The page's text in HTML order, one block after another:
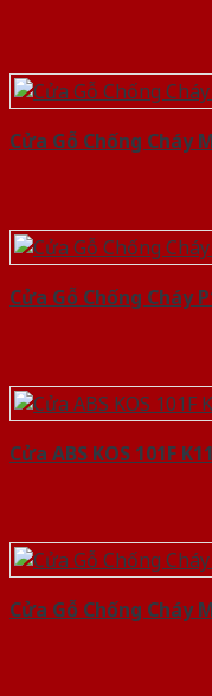
Cửa Gỗ Chống Cháy
Cửa Gỗ Chống Cháy
Cửa ABS KOS 101F
Cửa Gỗ Chống Cháy